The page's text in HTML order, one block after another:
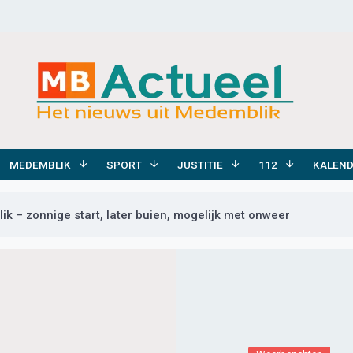
MEDEMBLIK SPORT JUSTITIE 112
– zonnige start, later buien, mogelijk met onweer